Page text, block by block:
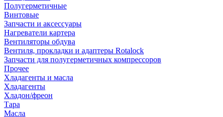
Полугерметичные
Винтовые
Запчасти и аксессуары
Нагреватели картера
Вентиляторы обдува
Вентиля, прокладки и адаптеры Rotalock
Запчасти для полугерметичных компрессоров
Прочее
Хладагенты и масла
Хладагенты
Хладон/фреон
Тара
Масла